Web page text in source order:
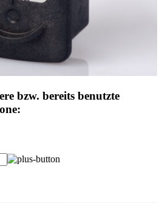
bzw. bereits benutzte